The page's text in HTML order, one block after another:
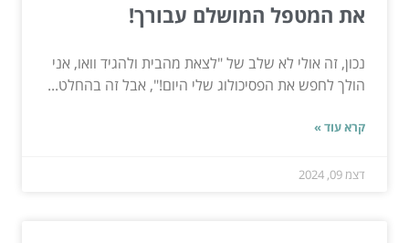
את המטפל המושלם עבורך!
נכון, זה אולי לא שלב של "לצאת מהבית ולהגיד וואו, אני
הולך לחפש את הפסיכולוג שלי היום!", אבל זה בהחלט...
קרא עוד »
דצמ 09, 2024